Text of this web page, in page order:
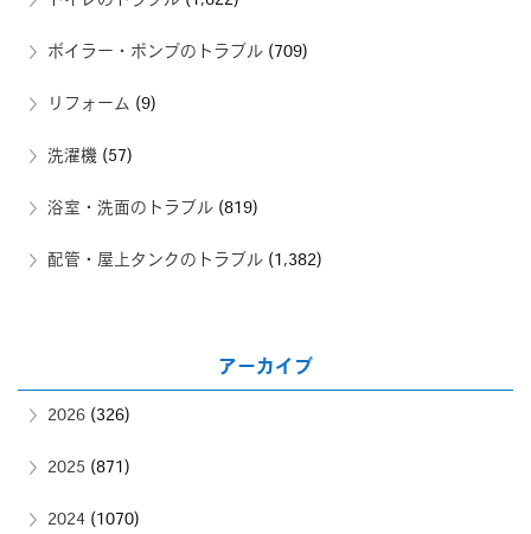
ボイラー・ポンプのトラブル (709)
リフォーム (9)
洗濯機 (57)
浴室・洗面のトラブル (819)
配管・屋上タンクのトラブル (1,382)
アーカイブ
2026 (326)
2025 (871)
2024 (1070)